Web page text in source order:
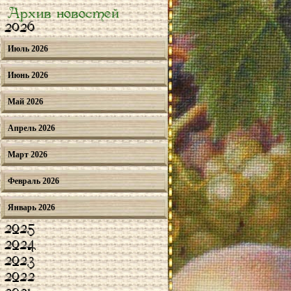
Архив новостей
2026
Июль 2026
Июнь 2026
Май 2026
Апрель 2026
Март 2026
Февраль 2026
Январь 2026
2025
2024
2023
2022